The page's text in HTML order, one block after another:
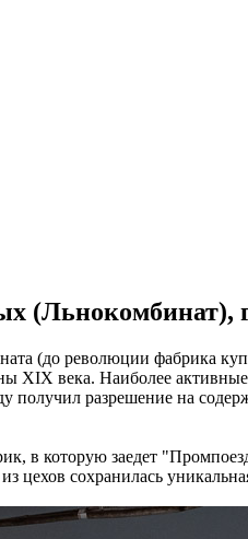
(Льнокомбинат),
(до революции фабрика
XIX века. Наиболее
получил разрешение на
в которую заедет
цехов сохранилась